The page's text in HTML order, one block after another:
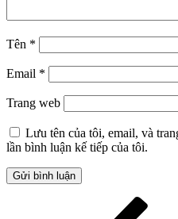
Tên *
Email *
Trang web
Lưu tên của tôi, email, và
lần bình luận kế tiếp của tôi.